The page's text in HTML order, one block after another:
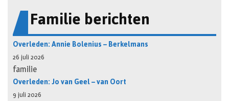
Familie berichten
Overleden: Annie Bolenius – Berkelmans
26 juli 2026
familie
Overleden: Jo van Geel – van Oort
9 juli 2026